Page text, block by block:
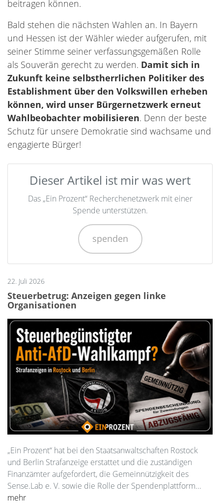
beitragen können.
Bald stehen die nächsten Wahlen an. In Bayern
und Hessen ist der Wähler wieder aufgerufen, mit
seiner Stimme seiner verfassungsgemäßen Rolle
als Souverän gerecht zu werden. Damit sich in
Zukunft keine selbstherrlichen Politiker des
Establishment über den Volkswillen erheben
können, wird unser Bürgernetzwerk erneut
Wahlbeobachter mobilisieren. Denn der beste
Schutz für unsere Demokratie sind wachsame und
engagierte Bürger!
Dieser Artikel ist mir was wert
Das „Ein Prozent“ Recherchenetzwerk mit einer
Spende unterstützen.
spenden
22. Juli 2026
Steuerbetrug: Anzeigen gegen linke
Organisationen
„Ein Prozent“ hat bei den Staatsanwaltschaften Rostock
und Berlin Strafanzeige erstattet und die zuständigen
Finanzämter aufgefordert, die Gemeinnützigkeit des
Sense.Lab e. V. sowie die Rolle der Spendenplattform...
mehr